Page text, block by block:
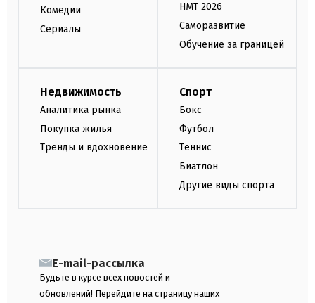
Комедии
Сериалы
НМТ 2026
Саморазвитие
Обучение за границей
Недвижимость
Аналитика рынка
Покупка жилья
Тренды и вдохновение
Спорт
Бокс
Футбол
Теннис
Биатлон
Другие виды спорта
E-mail-рассылка
Будьте в курсе всех новостей и
обновлений! Перейдите на страницу наших